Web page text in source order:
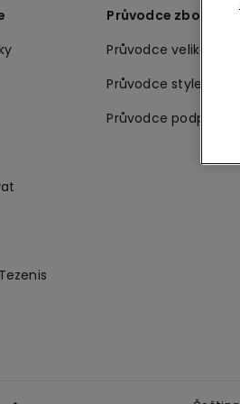
Průvodce zbožím
Průvodce velikostmi
Průvodce stylem
Průvodce